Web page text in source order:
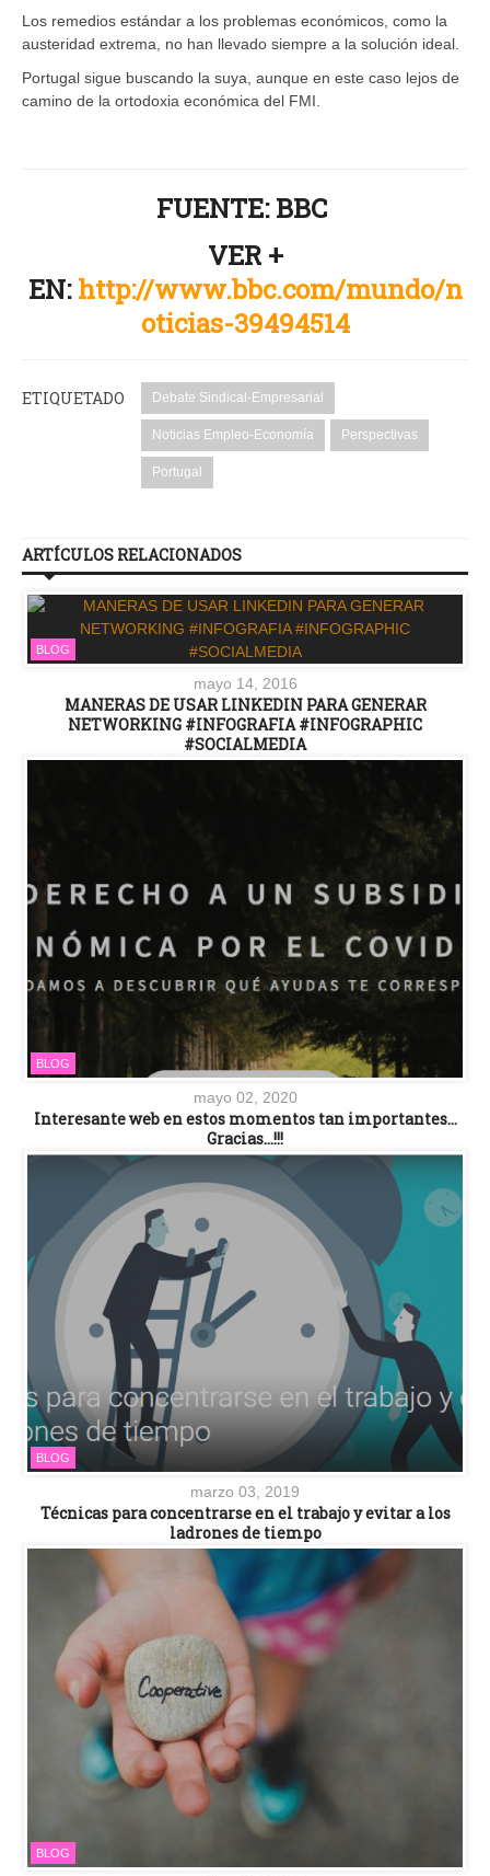
Los remedios estándar a los problemas económicos, como la
austeridad extrema, no han llevado siempre a la solución ideal.
Portugal sigue buscando la suya, aunque en este caso lejos de
camino de la ortodoxia económica del FMI.
FUENTE: BBC
VER +
EN:http://www.bbc.com/mundo/n
oticias-39494514
ETIQUETADO Debate Sindical-Empresarial
Noticias Empleo-Economía Perspectivas
Portugal
ARTÍCULOS RELACIONADOS
BLOG
mayo 14, 2016
MANERAS DE USAR LINKEDIN PARA GENERAR
NETWORKING #INFOGRAFIA #INFOGRAPHIC
#SOCIALMEDIA
BLOG
mayo 02, 2020
Interesante web en estos momentos tan importantes…
Gracias…!!!
BLOG
marzo 03, 2019
Técnicas para concentrarse en el trabajo y evitar a los
ladrones de tiempo
BLOG